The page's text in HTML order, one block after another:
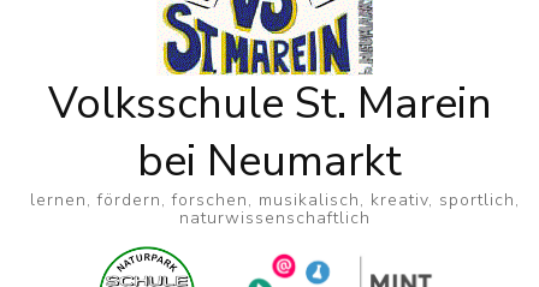
Volksschule St. Marein
bei Neumarkt
lernen, fördern, forschen, musikalisch, kreativ, sportlich,
naturwissenschaftlich